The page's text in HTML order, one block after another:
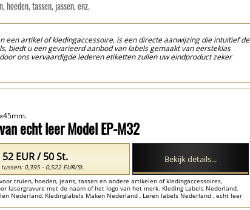
hoeden, tassen, jassen, enz.
artikel of kledingaccessoire, is een directe aanwijzing die intuïtief de
biedt u een gevarieerd aanbod van labels gemaakt van eersteklas
ons vervaardigde lederen etiketten zullen uw eindproduct zeker
kunnen ontelbaar zijn, van verschillende soorten kleding, jassen,
1 minuut! U hoeft alleen maar het juiste model te kiezen en met
Zo heeft u binnen enkele dagen uw eigen leren labels online
nieuwste technologieën in combinatie met traditionele
ondergaat elk etiket een strenge kwaliteitscontrole, en het enige
tevreden klanten betekent!
echt leer Model EP-M32
truien, hoeden, jeans, tassen en andere artikelen of kledingaccessoires,
lasergravure met de naam of het logo van het merk. Kleding Labels Nederland,
Nederland, Kledinglabels Maken Nederland , Leren labels Nederland , echt leer
52 EUR / 50 St.
0,395 - 0,522 EUR/St.
Bekijk details...